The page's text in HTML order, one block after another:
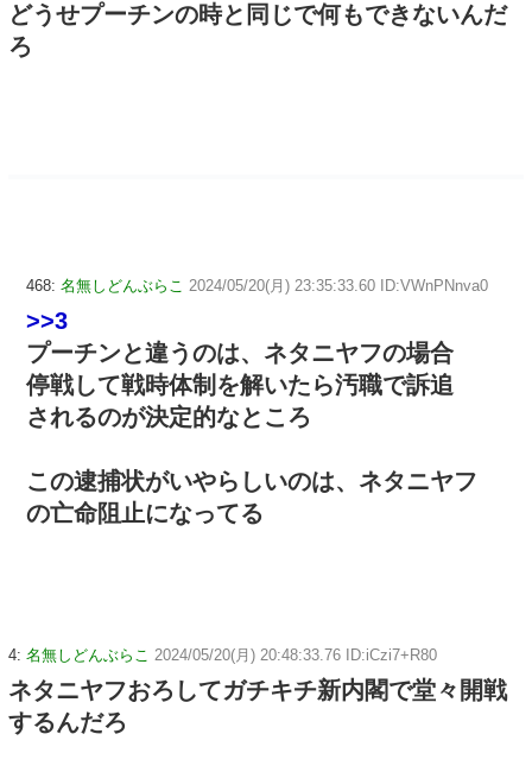
どうせプーチンの時と同じで何もできないんだ
ろ
468: 名無しどんぶらこ 2024/05/20(月) 23:35:33.60 ID:VWnPNnva0
>>3
プーチンと違うのは、ネタニヤフの場合
停戦して戦時体制を解いたら汚職で訴追
されるのが決定的なところ
この逮捕状がいやらしいのは、ネタニヤフ
の亡命阻止になってる
4: 名無しどんぶらこ 2024/05/20(月) 20:48:33.76 ID:iCzi7+R80
ネタニヤフおろしてガチキチ新内閣で堂々開戦
するんだろ